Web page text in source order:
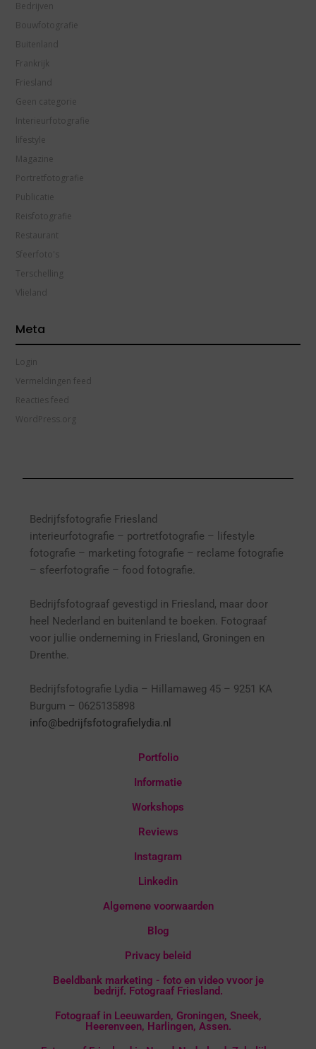
Bedrijven
Bouwfotografie
Buitenland
Frankrijk
Friesland
Geen categorie
Interieurfotografie
lifestyle
Magazine
Portretfotografie
Publicatie
Reisfotografie
Restaurant
Sfeerfoto's
Terschelling
Vlieland
Meta
Login
Vermeldingen feed
Reacties feed
WordPress.org
Bedrijfsfotografie Friesland
interieurfotografie – portretfotografie – l ifestyle
fotografie – marketing fotografie – reclame fotografie
– sfeerfotografie – food fotografie.
Bedrijfsfotograaf gevestigd in Friesland, maar door
heel Nederland en buitenland te boeken. Fotograaf
voor jullie onderneming in Friesland, Groningen en
Drenthe.
Bedrijfsfotografie Lydia – Hillamaweg 45 – 9251 KA
Burgum – 0625135898
info@bedrijfsfotografielydia.nl
Portfolio
Informatie
Workshops
Reviews
Instagram
Linkedin
Algemene voorwaarden
Blog
Privacy beleid
Beeldbank marketing - foto en video vvoor je
bedrijf. Fotograaf Friesland.
Fotograaf in Leeuwarden, Groningen, Sneek,
Heerenveen, Harlingen, Assen.